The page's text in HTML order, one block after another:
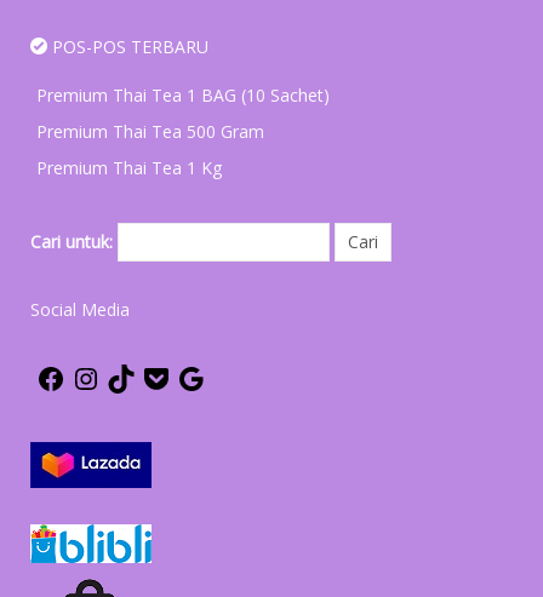
POS-POS TERBARU
Premium Thai Tea 1 BAG (10 Sachet)
Premium Thai Tea 500 Gram
Premium Thai Tea 1 Kg
Cari untuk:
Social Media